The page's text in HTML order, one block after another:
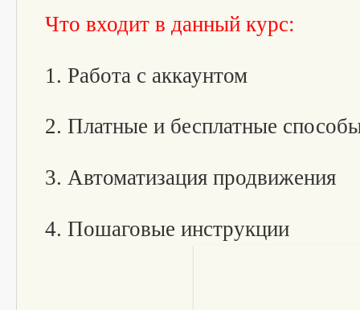
Что входит в данный курс:
1. Работа с аккаунтом
2. Платные и бесплатные
3. Автоматизация продвижения
4. Пошаговые инструкции